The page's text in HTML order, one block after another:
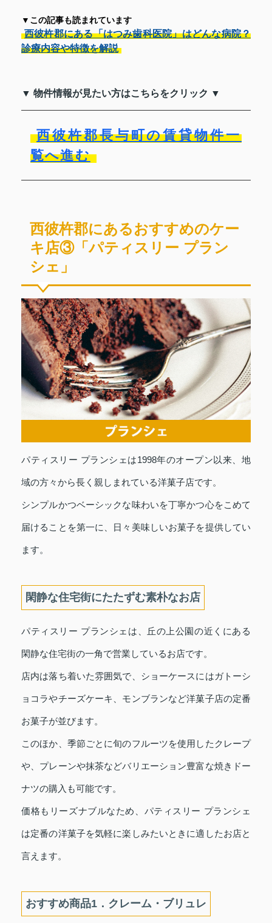
▼この記事も読まれています
西彼杵郡にある「はつみ歯科医院」はどんな病院？
診療内容や特徴を解説
▼ 物件情報が見たい方はこちらをクリック ▼
西彼杵郡長与町の賃貸物件一
覧へ進む
西彼杵郡にあるおすすめのケー
キ店③「パティスリー プラン
シェ」
パティスリー プランシェは1998年のオープン以来、地
域の方々から長く親しまれている洋菓子店です。
シンプルかつベーシックな味わいを丁寧かつ心をこめて
届けることを第一に、日々美味しいお菓子を提供してい
ます。
閑静な住宅街にたたずむ素朴なお店
パティスリー プランシェは、丘の上公園の近くにある
閑静な住宅街の一角で営業しているお店です。
店内は落ち着いた雰囲気で、ショーケースにはガトーシ
ョコラやチーズケーキ、モンブランなど洋菓子店の定番
お菓子が並びます。
このほか、季節ごとに旬のフルーツを使用したクレープ
や、プレーンや抹茶などバリエーション豊富な焼きドー
ナツの購入も可能です。
価格もリーズナブルなため、パティスリー プランシェ
は定番の洋菓子を気軽に楽しみたいときに適したお店と
言えます。
おすすめ商品1．クレーム・ブリュレ